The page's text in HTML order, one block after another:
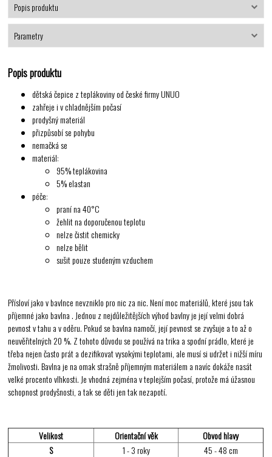
Popis produktu
Parametry
Popis produktu
dětská čepice z teplákoviny od české firmy UNUO
zahřeje i v chladnějším počasí
prodyšný materiál
přizpůsobí se pohybu
nemačká se
materiál:
95% teplákovina
5% elastan
péče:
praní na 40°C
žehlit na doporučenou teplotu
nelze čistit chemicky
nelze bělit
sušit pouze studeným vzduchem
Přísloví jako v bavlnce nevzniklo pro nic za nic. Není moc materiálů, které jsou tak
příjemné jako bavlna . Jednou z nejdůležitějších výhod bavlny je její velmi dobrá
pevnost v tahu a v oděru. Pokud se bavlna namočí, její pevnost se zvyšuje a to až o
neuvěřitelných 20 %. Z tohoto důvodu se používá na trika a spodní prádlo, které je
třeba nejen často prát a dezifikovat vysokými teplotami, ale musí si udržet i nižší míru
žmolivosti. Bavlna je na omak strašně příjemným materiálem a navíc dokáže nasát
velké procento vlhkosti. Je vhodná zejména v teplejším počasí, protože má úžasnou
schopnost prodyšnosti, a tak se děti jen tak nezapotí.
Velikost Orientační věk
Obvod hlavy
S
1 - 3 roky 45 - 48 cm